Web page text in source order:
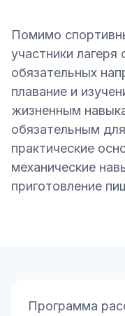
Помимо
участники
обязательных
плавание и
жизненным
обязательным
практические
механические
приготовление
Программа